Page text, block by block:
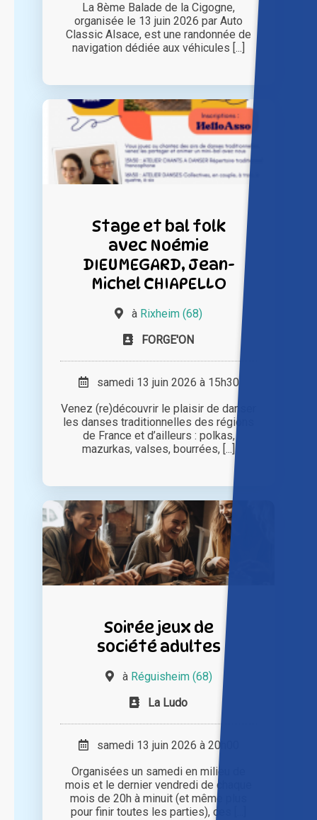
La 8ème Balade de la Cigogne,
organisée le 13 juin 2026 par Auto
Classic Alsace, est une randonnée de
navigation dédiée aux véhicules [...]
Stage et bal folk
avec Noémie
DIEUMEGARD, Jean-
Michel CHIAPELLO
à Rixheim (68)
FORGE'ON
samedi 13 juin 2026 à 15h30
Venez (re)découvrir le plaisir de danser
les danses traditionnelles des régions
de France et d’ailleurs : polkas,
mazurkas, valses, bourrées, [...]
Soirée jeux de
société adultes
à Réguisheim (68)
La Ludo
samedi 13 juin 2026 à 20h00
Organisées un samedi en milieu de
mois et le dernier vendredi de chaque
mois de 20h à minuit (et même plus
pour finir toutes les parties), ces [...]